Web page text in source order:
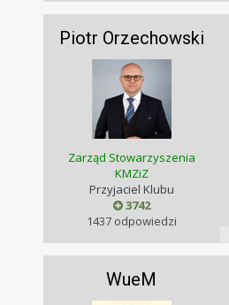
Piotr Orzechowski
Zarząd Stowarzyszenia
KMZiZ
Przyjaciel Klubu
3742
1437 odpowiedzi
WueM